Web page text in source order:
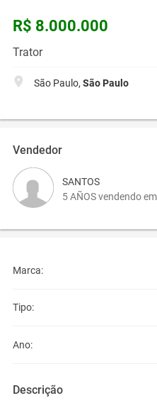
R$ 8.000.000
Trator
São Paulo, São Paulo
Vendedor
SANTOS
5 AÑOS vendendo
Marca:
Tipo:
Ano:
Descrição